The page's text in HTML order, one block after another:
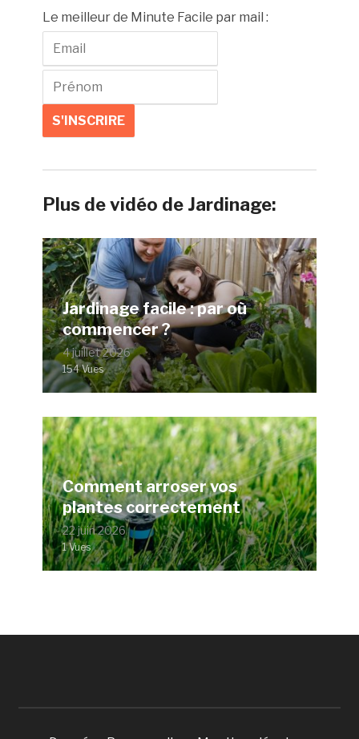
Le meilleur de Minute Facile par mail :
Plus de vidéo de Jardinage:
Jardinage facile : par où
commencer ?
4 juillet 2026
154 Vues
Comment arroser vos
plantes correctement
22 juin 2026
1 Vues